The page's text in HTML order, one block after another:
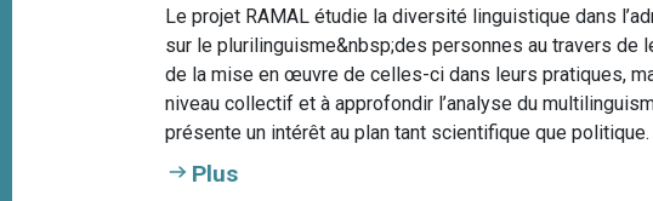
Le projet RAMAL étudie la diversité linguistique dans
sur le plurilinguisme&nbsp;des personnes au travers
de la mise en œuvre de celles-ci dans leurs pratiques,
niveau collectif et à approfondir l’analyse du
présente un intérêt au plan tant scientifique que politique.
Plus